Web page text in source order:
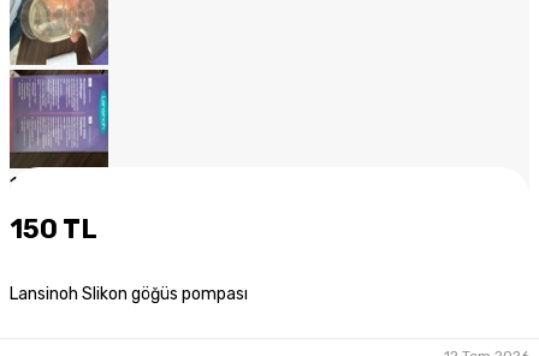
1
150 TL
Lansinoh Slikon göğüs pompası